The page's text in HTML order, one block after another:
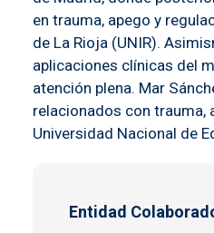
en trauma, apego y
de La Rioja (UNIR).
aplicaciones clínicas del
atención plena. Mar
relacionados con trauma,
Universidad Nacional de
Entidad